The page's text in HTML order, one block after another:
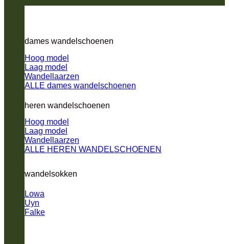
dames wandelschoenen
Hoog model
Laag model
Wandellaarzen
ALLE dames wandelschoenen
heren wandelschoenen
Hoog model
Laag model
Wandellaarzen
ALLE HEREN WANDELSCHOENEN
wandelsokken
Lowa
Uyn
Falke